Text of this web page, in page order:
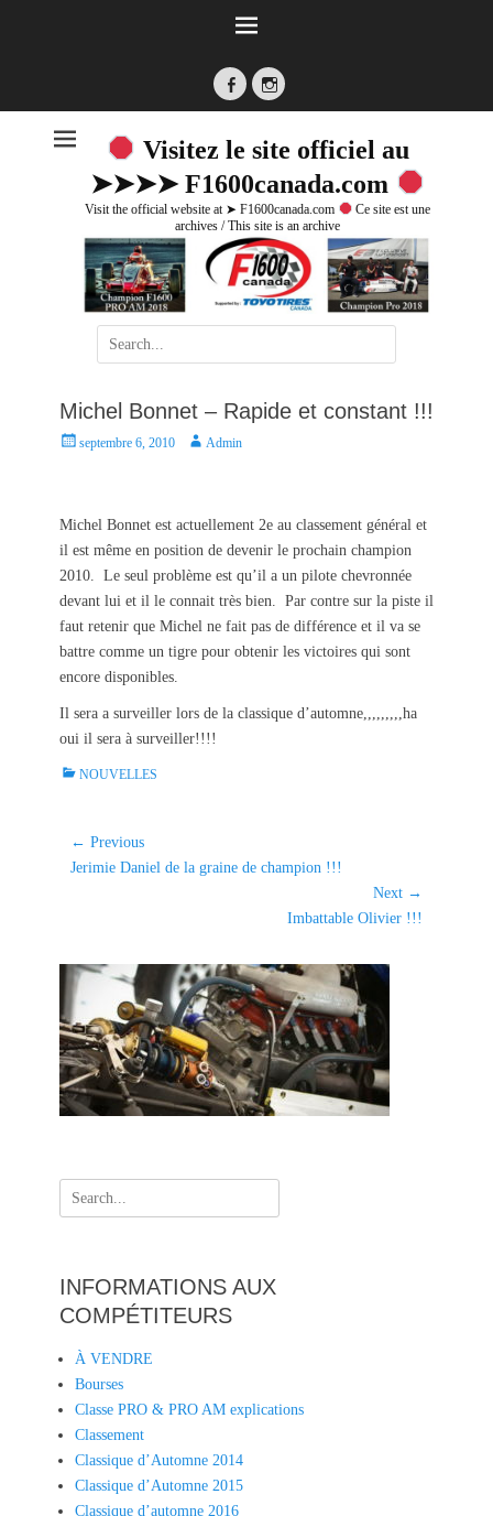
FacebookInstagram
Visitez le site officiel au
➤➤➤➤ F1600canada.com
Visit the official website at ➤ F1600canada.com
Ce site est une
archives / This site is an archive
Search
for:
Michel Bonnet – Rapide et constant !!!
P
e
d
o
n
septembre 6, 2010
A
o
r
Admin
Michel Bonnet est actuellement 2e au classement général et
il est même en position de devenir le prochain champion
2010. Le seul problème est qu’il a un pilote chevronnée
devant lui et il le connait très bien. Par contre sur la piste il
faut retenir que Michel ne fait pas de différence et il va se
battre comme un tigre pour obtenir les victoires qui sont
encore disponibles.
Il sera a surveiller lors de la classique d’automne,,,,,,,,,ha
oui il sera à surveiller!!!!
C
NOUVELLES
Navigation
de
← Previous
Previous
Jerimie Daniel de la graine de champion !!!
Next →
Imbattable Olivier !!!
Search
for:
INFORMATIONS AUX
COMPÉTITEURS
À VENDRE
Bourses
Classe PRO & PRO AM explications
Classement
Classique d’Automne 2014
Classique d’Automne 2015
Classique d’automne 2016